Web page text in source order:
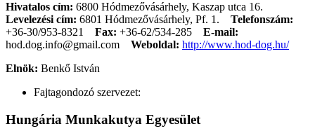
Hivatalos cím: 6800 Hódmezővásárhely, Kaszap utca 16.
Levelezési cím: 6801 Hódmezővásárhely, Pf. 1.
Telefonszám:
+36-30/953-8321
Fax: +36-62/534-285
E-mail:
hod.dog.info@gmail.com
Weboldal: http://www.hod-dog.hu/
Elnök: Benkő István
Fajtagondozó szervezet:
Hungária Munkakutya Egyesület